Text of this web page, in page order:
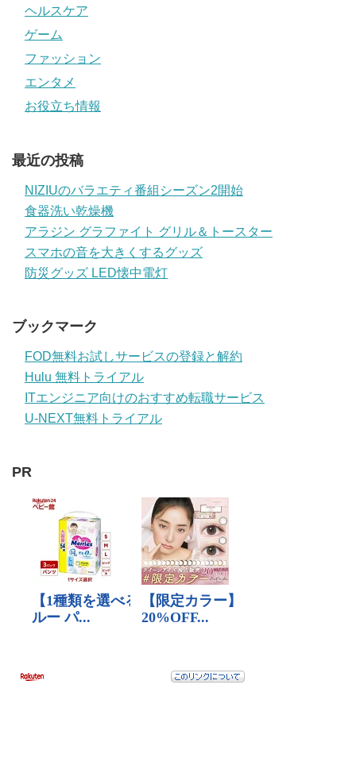
ヘルスケア
ゲーム
ファッション
エンタメ
お役立ち情報
最近の投稿
NIZIUのバラエティ番組シーズン2開始
食器洗い乾燥機
アラジン グラファイト グリル＆トースター
スマホの音を大きくするグッズ
防災グッズ LED懐中電灯
ブックマーク
FOD無料お試しサービスの登録と解約
Hulu 無料トライアル
ITエンジニア向けのおすすめ転職サービス
U-NEXT無料トライアル
PR